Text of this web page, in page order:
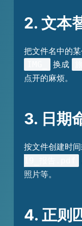
2. 文本
把文件名中的
换成
点开的麻烦。
3. 日期
按文件创建时
照片等。
4. 正则